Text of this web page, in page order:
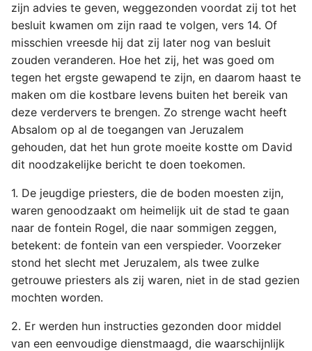
zijn advies te geven, weggezonden voordat zij tot het
besluit kwamen om zijn raad te volgen, vers 14. Of
misschien vreesde hij dat zij later nog van besluit
zouden veranderen. Hoe het zij, het was goed om
tegen het ergste gewapend te zijn, en daarom haast te
maken om die kostbare levens buiten het bereik van
deze verdervers te brengen. Zo strenge wacht heeft
Absalom op al de toegangen van Jeruzalem
gehouden, dat het hun grote moeite kostte om David
dit noodzakelijke bericht te doen toekomen.
1. De jeugdige priesters, die de boden moesten zijn,
waren genoodzaakt om heimelijk uit de stad te gaan
naar de fontein Rogel, die naar sommigen zeggen,
betekent: de fontein van een verspieder. Voorzeker
stond het slecht met Jeruzalem, als twee zulke
getrouwe priesters als zij waren, niet in de stad gezien
mochten worden.
2. Er werden hun instructies gezonden door middel
van een eenvoudige dienstmaagd, die waarschijnlijk